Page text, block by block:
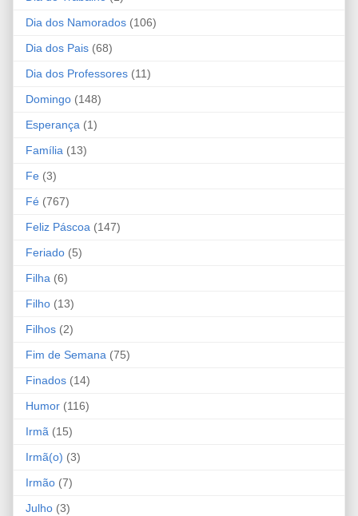
Dia dos Namorados (106)
Dia dos Pais (68)
Dia dos Professores (11)
Domingo (148)
Esperança (1)
Família (13)
Fe (3)
Fé (767)
Feliz Páscoa (147)
Feriado (5)
Filha (6)
Filho (13)
Filhos (2)
Fim de Semana (75)
Finados (14)
Humor (116)
Irmã (15)
Irmã(o) (3)
Irmão (7)
Julho (3)